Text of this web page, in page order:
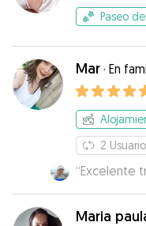
Paseo
Mar · En
2
“Excelente
Maria